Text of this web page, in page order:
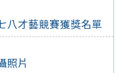
八才藝競賽獲獎名單
照片